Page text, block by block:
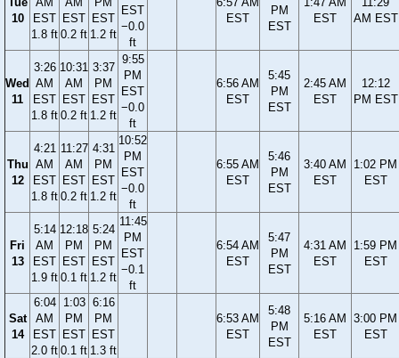
10
EST
1.8 ft
EST
0.2 ft
EST
1.2 ft
EST
−0.0
ft
EST
PM
EST
EST
AM EST
Wed
11
3:26
AM
EST
1.8 ft
10:31
AM
EST
0.2 ft
3:37
PM
EST
1.2 ft
9:55
PM
EST
−0.0
ft
6:56 AM
EST
5:45
PM
EST
2:45 AM
EST
12:12
PM EST
Thu
12
4:21
AM
EST
1.8 ft
11:27
AM
EST
0.2 ft
4:31
PM
EST
1.2 ft
10:52
PM
EST
−0.0
ft
6:55 AM
EST
5:46
PM
EST
3:40 AM
EST
1:02 PM
EST
Fri
13
5:14
AM
EST
1.9 ft
12:18
PM
EST
0.1 ft
5:24
PM
EST
1.2 ft
11:45
PM
EST
−0.1
ft
6:54 AM
EST
5:47
PM
EST
4:31 AM
EST
1:59 PM
EST
Sat
14
6:04
AM
EST
2.0 ft
1:03
PM
EST
0.1 ft
6:16
PM
EST
1.3 ft
6:53 AM
EST
5:48
PM
EST
5:16 AM
EST
3:00 PM
EST